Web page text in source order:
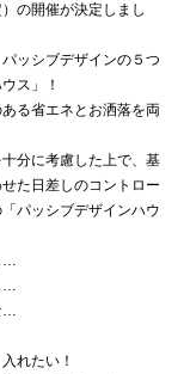
の開催が決定しまし
ッシブデザインの５つ
ス」！
る省エネとお洒落を両
分に考慮した上で、基
た日差しのコントロー
パッシブデザインハウ
…
…
…
れたい！